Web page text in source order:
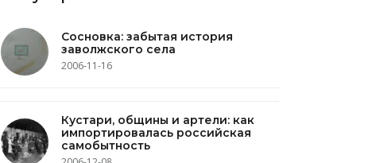
Сосновка: забытая история
заволжского села
2006-11-16
Кустари, общины и артели: как
импортировалась российская
самобытность